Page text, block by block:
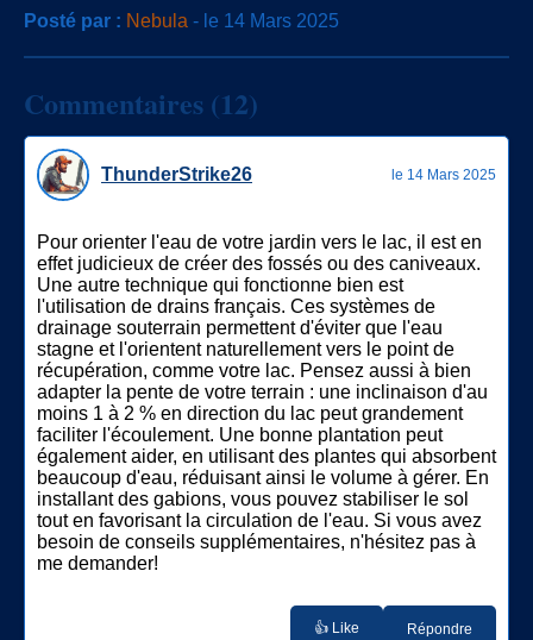
Posté par : Nebula - le 14 Mars 2025
Commentaires (12)
ThunderStrike26 le 14 Mars 2025
Pour orienter l'eau de votre jardin vers le lac, il est en
effet judicieux de créer des fossés ou des caniveaux.
Une autre technique qui fonctionne bien est
l'utilisation de drains français. Ces systèmes de
drainage souterrain permettent d'éviter que l'eau
stagne et l'orientent naturellement vers le point de
récupération, comme votre lac. Pensez aussi à bien
adapter la pente de votre terrain : une inclinaison d'au
moins 1 à 2 % en direction du lac peut grandement
faciliter l'écoulement. Une bonne plantation peut
également aider, en utilisant des plantes qui absorbent
beaucoup d'eau, réduisant ainsi le volume à gérer. En
installant des gabions, vous pouvez stabiliser le sol
tout en favorisant la circulation de l'eau. Si vous avez
besoin de conseils supplémentaires, n'hésitez pas à
me demander!
👍 Like Répondre